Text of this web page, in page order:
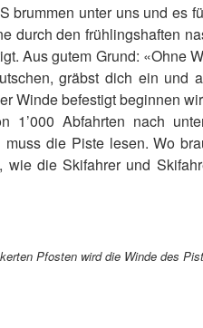
brummen unter uns und es
durch den frühlingshaften
Aus gutem Grund: «Ohne
gräbst dich ein und
Winde befestigt beginnen
Abfahrten nach
die Piste lesen. Wo
die Skifahrer und
Pfosten wird die Winde des